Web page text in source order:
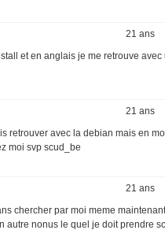
21 ans
et en anglais je me retrouve
21 ans
retrouver avec la debian mais en
moi svp scud_be
21 ans
chercher par moi meme
autre nonus le quel je doit prendre